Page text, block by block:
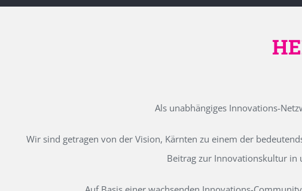
Als unabhängiges Innovations-
Wir sind getragen von der Vision, Kärnten zu einem der
Beitrag zur Innovationskultur in